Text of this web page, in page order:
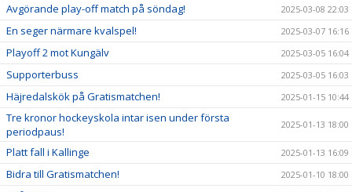
Avgörande play-off match på söndag! 2025-03-08 22:03
En seger närmare kvalspel! 2025-03-07 16:16
Playoff 2 mot Kungälv 2025-03-05 16:04
Supporterbuss 2025-03-05 16:03
Häjredalskök på Gratismatchen! 2025-01-15 10:44
Tre kronor hockeyskola intar isen under första
periodpaus!
2025-01-13 18:00
Platt fall i Kallinge 2025-01-13 16:09
Bidra till Gratismatchen! 2025-01-10 18:00